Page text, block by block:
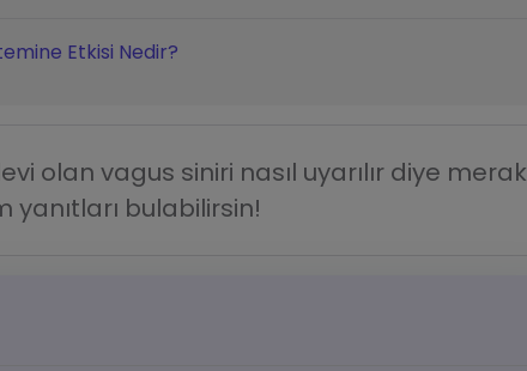
Etkisi Nedir?
olan vagus siniri nasıl uyarılır diye merak
yanıtları bulabilirsin!